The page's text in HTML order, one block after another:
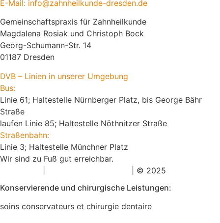
E-Mail: info@zahnheilkunde-dresden.de
Gemeinschaftspraxis für Zahnheilkunde
Magdalena Rosiak und Christoph Bock
Georg-Schumann-Str. 14
01187 Dresden
DVB – Linien in unserer Umgebung
Bus:
Linie 61; Haltestelle Nürnberger Platz, bis George Bähr
Straße
laufen Linie 85; Haltestelle Nöthnitzer Straße
Straßenbahn:
Linie 3; Haltestelle Münchner Platz
Wir sind zu Fuß gut erreichbar.
| © 2025
Konservierende und chirurgische Leistungen:
soins conservateurs et chirurgie dentaire